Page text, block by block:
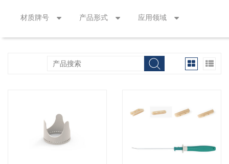
材质牌号 产品形式 应用领域